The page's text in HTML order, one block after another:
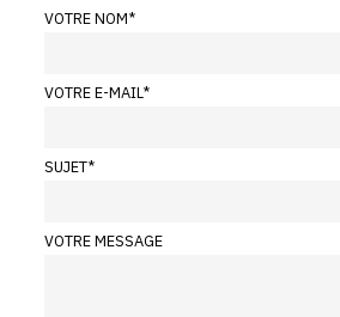
VOTRE NOM*
VOTRE E-MAIL*
SUJET*
VOTRE MESSAGE